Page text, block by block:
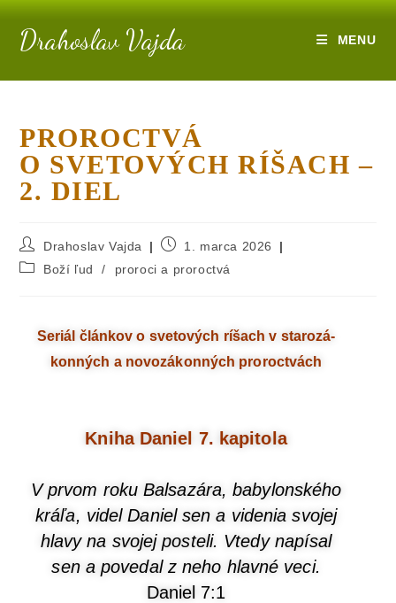
Drahoslav Vajda MENU
PROROCTVÁ
O SVETOVÝCH RÍŠACH –
2. DIEL
Drahoslav Vajda
1. marca 2026
Boží ľud
/ proroci a proroctvá
Seriál člán­kov o sve­to­vých ríšach v sta­ro­zá­
kon­ných a novo­zá­kon­ných proroctvách
Kni­ha Daniel 7. kapitola
V prvom roku Bal­sa­zá­ra, baby­lon­ské­ho
krá­ľa, videl Daniel sen a vide­nia svo­jej
hla­vy na svo­jej poste­li. Vte­dy napí­sal
sen a pove­dal z neho hlav­né veci.
Daniel 7:1